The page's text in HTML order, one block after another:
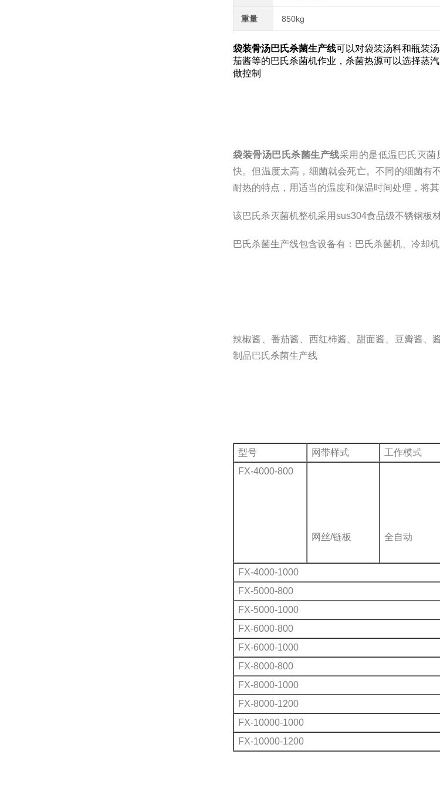
重量 850kg
袋装骨汤巴氏杀菌生产线可以对袋装汤料和瓶装
茄酱等的巴氏杀菌机作业，杀菌热源可以选择蒸
做控制
袋装骨汤巴氏杀菌生产线采用的是低温巴氏灭
快。但温度太高，细菌就会死亡。不同的细菌有
耐热的特点，用适当的温度和保温时间处理，将
该巴氏杀灭菌机整机采用sus304食品级不锈钢板
巴氏杀菌生产线包含设备有：巴氏杀菌机、冷却
辣椒酱、番茄酱、西红柿酱、甜面酱、豆瓣酱、
制品巴氏杀菌生产线
型号 网带样式 工作模式
FX-4000-800
网丝/链板 全自动
FX-4000-1000
FX-5000-800
FX-5000-1000
FX-6000-800
FX-6000-1000
FX-8000-800
FX-8000-1000
FX-8000-1200
FX-10000-1000
FX-10000-1200